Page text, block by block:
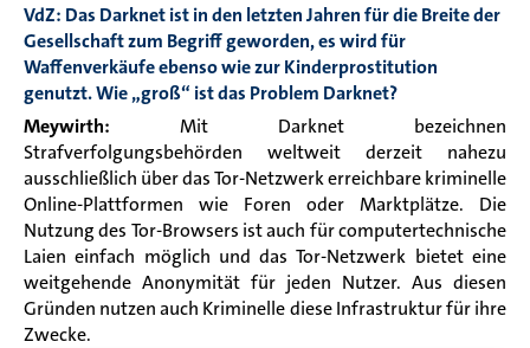
VdZ: Das Darknet ist in den letzten Jahren für die Breite der
Gesellschaft zum Begriff geworden, es wird für
Waffenverkäufe ebenso wie zur Kinderprostitution
genutzt. Wie „groß“ ist das Problem Darknet?
Meywirth: Mit Darknet bezeichnen
Strafverfolgungsbehörden weltweit derzeit nahezu
ausschließlich über das Tor-Netzwerk erreichbare kriminelle
Online-Plattformen wie Foren oder Marktplätze. Die
Nutzung des Tor-Browsers ist auch für computertechnische
Laien einfach möglich und das Tor-Netzwerk bietet eine
weitgehende Anonymität für jeden Nutzer. Aus diesen
Gründen nutzen auch Kriminelle diese Infrastruktur für ihre
Zwecke.